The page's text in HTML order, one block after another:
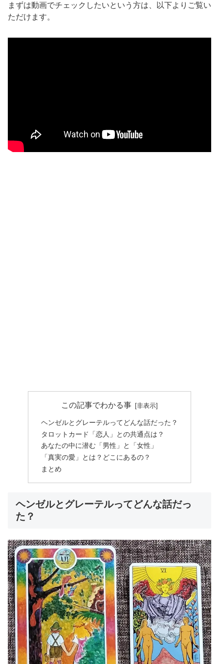
まずは動画でチェックしたいという方は、以下よりご覧い
ただけます。
この記事でわかる事
ヘンゼルとグレーテルってどんな話だった？
タロットカード「恋人」との共通点は？
あなたの中に潜む「男性」と「女性」
「真実の愛」とは？どこにあるの？
まとめ
ヘンゼルとグレーテルってどんな話だっ
た？